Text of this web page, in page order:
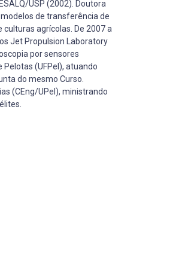
USP (2002). Doutora
de transferência de
agrícolas. De 2007 a
Jet Propulsion Laboratory
por sensores
(UFPel), atuando
do mesmo Curso.
(CEng/UPel), ministrando